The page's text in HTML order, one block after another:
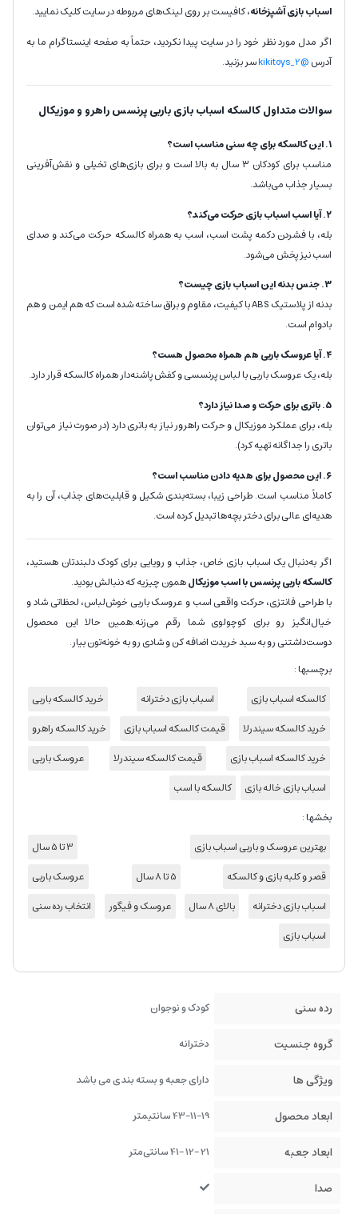
اسباب بازی آشپزخانه، کافیست بر روی لینک‌های مربوطه در سایت کلیک نمایید.
اگر مدل مورد نظر خود را در سایت پیدا نکردید، حتماً به صفحه اینستاگرام ما به
آدرس@kikitoys_2 سر بزنید.
سوالات متداول کالسکه اسباب بازی باربی پرنسس راهرو و موزیکال
۱. این کالسکه برای چه سنی مناسب است؟
مناسب برای کودکان ۳ سال به بالا است و برای بازی‌های تخیلی و نقش‌آفرینی
بسیار جذاب می‌باشد.
۲. آیا اسب اسباب بازی حرکت می‌کند؟
بله، با فشردن دکمه پشت اسب، اسب به همراه کالسکه حرکت می‌کند و صدای
اسب نیز پخش می‌شود.
۳. جنس بدنه این اسباب بازی چیست؟
بدنه از پلاستیک ABS با کیفیت، مقاوم و براق ساخته شده است که هم ایمن و هم
بادوام است.
۴. آیا عروسک باربی هم همراه محصول هست؟
بله، یک عروسک باربی با لباس پرنسسی و کفش پاشنه‌دار همراه کالسکه قرار دارد.
۵. باتری برای حرکت و صدا نیاز دارد؟
بله، برای عملکرد موزیکال و حرکت راهرور نیاز به باتری دارد (در صورت نیاز می‌توان
باتری را جداگانه تهیه کرد).
۶. این محصول برای هدیه دادن مناسب است؟
کاملاً مناسب است. طراحی زیبا، بسته‌بندی شکیل و قابلیت‌های جذاب، آن را به
هدیه‌ای عالی برای دختر بچه‌ها تبدیل کرده است.
اگر به‌دنبال یک اسباب بازی خاص، جذاب و رویایی برای کودک دلبندتان هستید،
کالسکه باربی پرنسس با اسب موزیکالهمون چیزیه که دنبالش بودید.
با طراحی فانتزی، حرکت واقعی اسب و عروسک باربی خوش‌لباس، لحظاتی شاد و
خیال‌انگیز رو برای کوچولوی شما رقم می‌زنه.همین حالا این محصول
دوست‌داشتنی رو به سبد خریدت اضافه کن و شادی رو به خونه‌تون بیار.
برچسبها :
کالسکه اسباب بازی
اسباب بازی دخترانه
خرید کالسکه باربی
خرید کالسکه سیندرلا
قیمت کالسکه اسباب بازی
خرید کالسکه راهرو
خرید کالسکه اسباب بازی
قیمت کالسکه سیندرلا
عروسک باربی
اسباب بازی خاله بازی
کالسکه با اسب
بخشها :
بهترین عروسک و باربی اسباب بازی
3 تا 5 سال
قصر و کلبه بازی و کالسکه
5 تا 8 سال
عروسک باربی
اسباب بازی دخترانه
بالای 8 سال عروسک و فیگور
انتخاب رده سنی
اسباب بازی
رده سنی کودک و نوجوان
گروه جنسیت دخترانه
ویژگی ها دارای جعبه و بسته بندی می باشد
ابعاد محصول 43-11-19 سانتیمتر
ابعاد جعبه 21 -12 -41 سانتی‌متر
صدا